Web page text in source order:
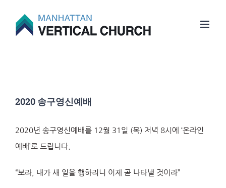
2020 송구영신예배
2020년 송구영신예배를 12월 31일 (목) 저녁 8시에 ‘온라인
예배’로 드립니다.
“보라, 내가 새 일을 행하리니 이제 곧 나타낼 것이라”